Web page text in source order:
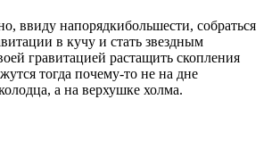
ввиду напорядкибольшести, собраться
в кучу и стать звездным
гравитацией растащить скопления
тогда почему-то не на дне
а на верхушке холма.